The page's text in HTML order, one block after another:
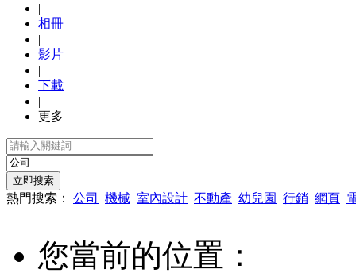
|
相冊
|
影片
|
下載
|
更多
熱門搜索： 公司 機械 室內設計 不動產 幼兒園 行銷 網頁
您當前的位置：